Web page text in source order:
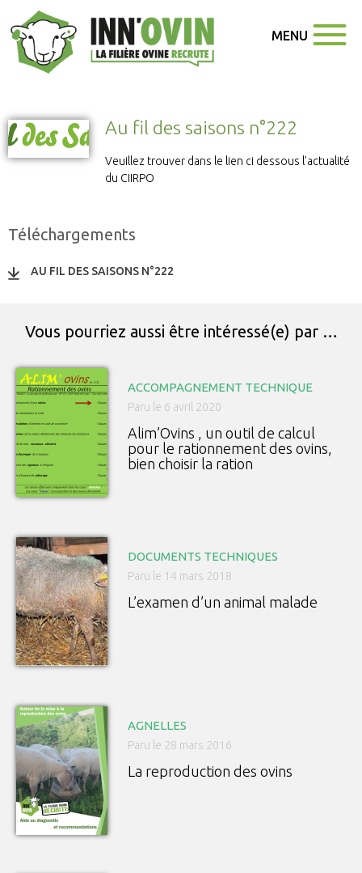
MENU
Au fil des saisons n°222
Veuillez trouver dans le lien ci dessous l’actualité
du CIIRPO
Téléchargements
AU FIL DES SAISONS N°222
Vous pourriez aussi être intéressé(e) par …
ACCOMPAGNEMENT TECHNIQUE
Paru le 6 avril 2020
Alim’Ovins , un outil de calcul
pour le rationnement des ovins,
bien choisir la ration
DOCUMENTS TECHNIQUES
Paru le 14 mars 2018
L’examen d’un animal malade
AGNELLES
Paru le 28 mars 2016
La reproduction des ovins